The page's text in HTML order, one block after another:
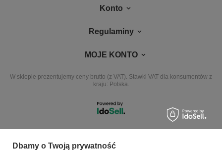
Konto
Regulaminy
MOJE KONTO
W sklepie prezentujemy ceny brutto (z VAT). Stawki VAT dla konsumentów z
kraju: Polska
NASZE ODZNAKI
Dbamy o Twoją prywatność